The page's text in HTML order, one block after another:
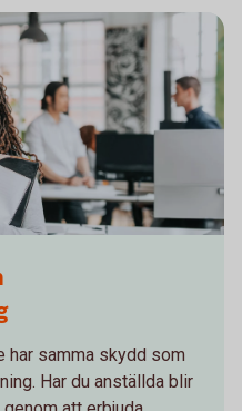
har samma skydd som
Har du anställda blir